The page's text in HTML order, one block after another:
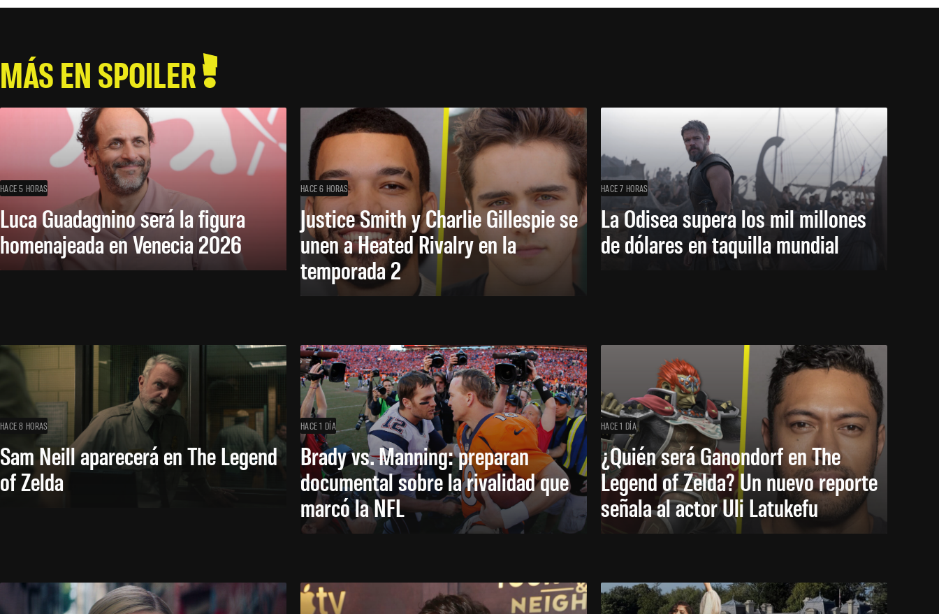
MÁS EN SPOILER
HACE 5 HORAS
Luca Guadagnino será la figura
homenajeada en Venecia 2026
HACE 6 HORAS
Justice Smith y Charlie Gillespie se
unen a Heated Rivalry en la
temporada 2
HACE 7 HORAS
La Odisea supera los mil millones
de dólares en taquilla mundial
HACE 8 HORAS
Sam Neill aparecerá en The Legend
of Zelda
HACE 1 DÍA
Brady vs. Manning: preparan
documental sobre la rivalidad que
marcó la NFL
HACE 1 DÍA
¿Quién será Ganondorf en The
Legend of Zelda? Un nuevo reporte
señala al actor Uli Latukefu